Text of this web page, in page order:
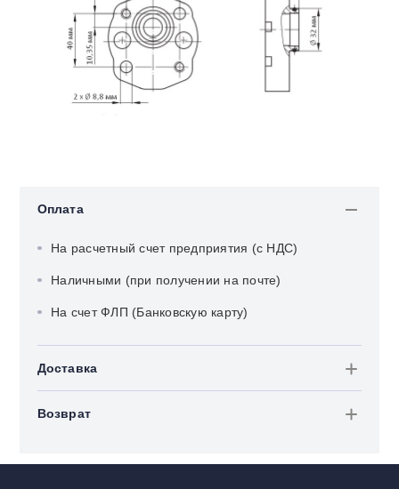
Оплата
На расчетный счет предприятия (с НДС)
Наличными (при получении на почте)
На счет ФЛП (Банковскую карту)
Доставка
Возврат